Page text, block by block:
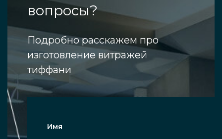
вопросы?
Подробно расскажем про
изготовление витражей
тиффани